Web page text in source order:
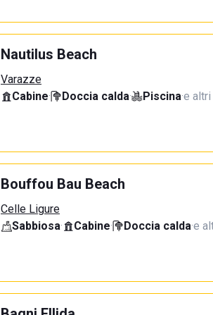
Nautilus Beach
Varazze
Cabine· Doccia calda· Piscina·e
Bouffou Bau Beach
Celle Ligure
Sabbiosa· Cabine· Doccia calda·e